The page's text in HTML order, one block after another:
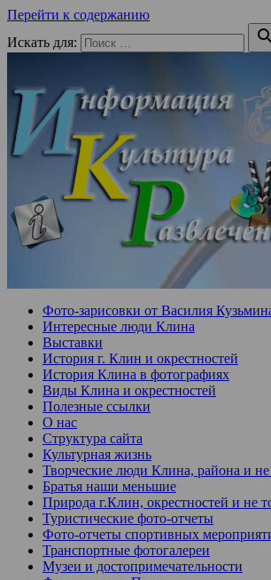
Перейти к содержанию
Искать для:
Фото-зарисовки от Василия
Интересные люди Клина
Выставки
История г. Клин и окрестностей
История Клина в фотографиях
Виды Клина и окрестностей
Полезные ссылки
О нас
Структура сайта
Культурная жизнь
Творческие люди Клина, района и не
Братья наши меньшие
Природа г.Клин, окрестностей и не
Туристические фото-отчеты
Фото-отчеты спортивных
Транспортные фотогалереи
Музеи и достопримечательности